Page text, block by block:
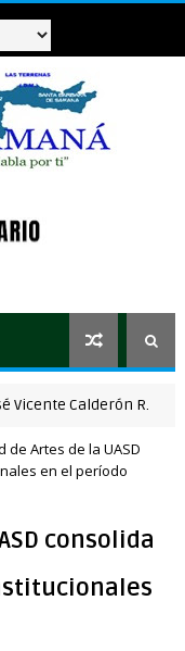
Calderón R.
y personal de los XXV
de Artes de la UASD
en el período
consolida